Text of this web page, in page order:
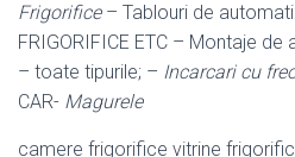
Frigorifice– Tablouri de
FRIGORIFICE ETC – Montaje
– toate tipurile; – Incarcari cu
CAR- Magurele
camere frigorifice vitrine